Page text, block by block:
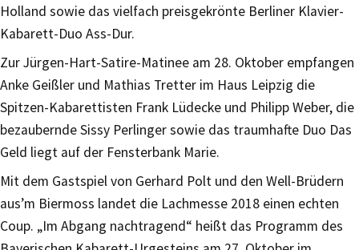
Holland sowie das vielfach preisgekrönte Berliner Klavier-
Kabarett-Duo Ass-Dur.
Zur Jürgen-Hart-Satire-Matinee am 28. Oktober empfangen
Anke Geißler und Mathias Tretter im Haus Leipzig die
Spitzen-Kabarettisten Frank Lüdecke und Philipp Weber, die
bezaubernde Sissy Perlinger sowie das traumhafte Duo Das
Geld liegt auf der Fensterbank Marie.
Mit dem Gastspiel von Gerhard Polt und den Well-Brüdern
aus’m Biermoss landet die Lachmesse 2018 einen echten
Coup. „Im Abgang nachtragend“ heißt das Programm des